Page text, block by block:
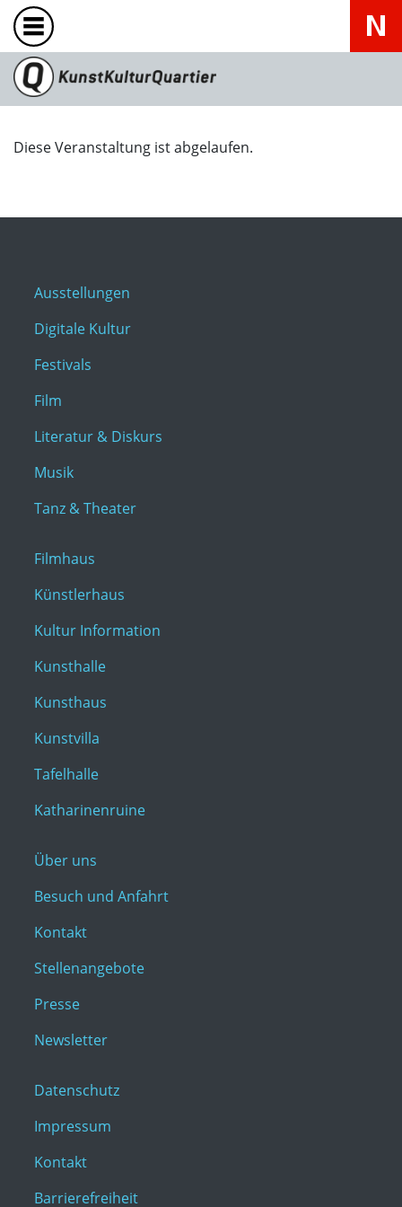
Diese Veranstaltung ist abgelaufen.
Ausstellungen
Digitale Kultur
Festivals
Film
Literatur & Diskurs
Musik
Tanz & Theater
Filmhaus
Künstlerhaus
Kultur Information
Kunsthalle
Kunsthaus
Kunstvilla
Tafelhalle
Katharinenruine
Über uns
Besuch und Anfahrt
Kontakt
Stellenangebote
Presse
Newsletter
Datenschutz
Impressum
Kontakt
Barrierefreiheit